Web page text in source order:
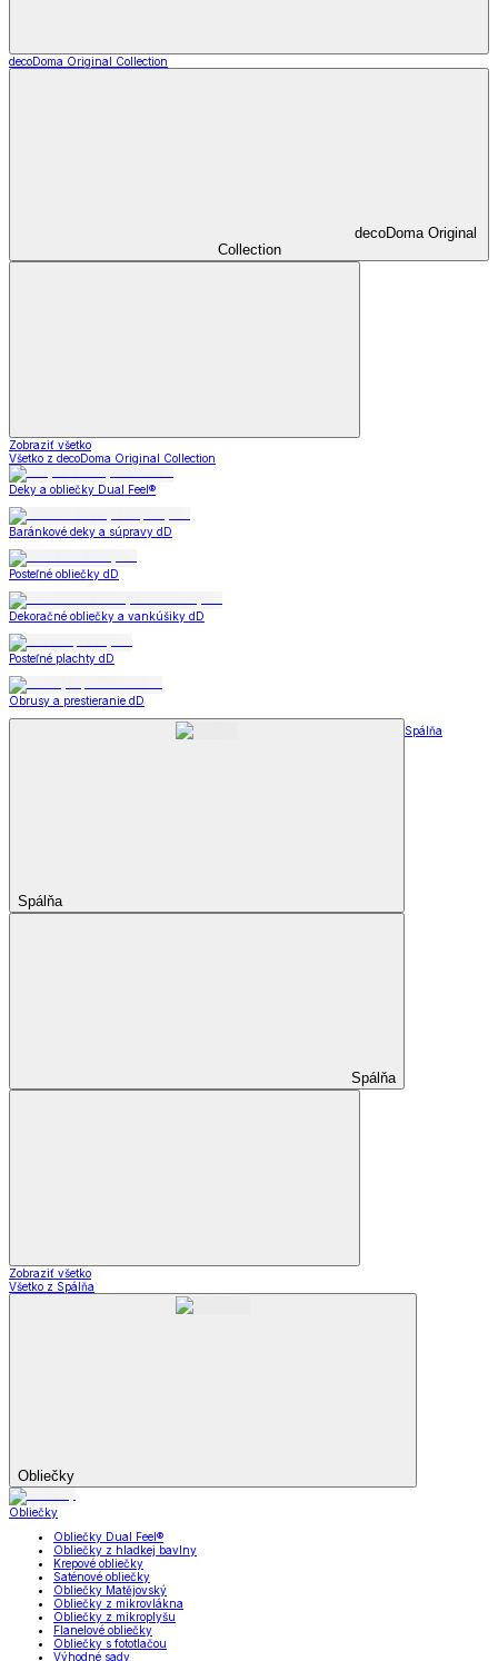
decoDoma Original Collection
decoDoma Original
Collection
Zobraziť všetko
Všetko z decoDoma Original Collection
Deky a obliečky Dual Feel®
Baránkové deky a súpravy dD
Posteľné obliečky dD
Dekoračné obliečky a vankúšiky dD
Posteľné plachty dD
Obrusy a prestieranie dD
Spálňa
Spálňa
Spálňa
Zobraziť všetko
Všetko z Spálňa
Obliečky
Obliečky
Obliečky Dual Feel®
Obliečky z hladkej bavlny
Krepové obliečky
Saténové obliečky
Obliečky Matějovský
Obliečky z mikrovlákna
Obliečky z mikroplyšu
Flanelové obliečky
Obliečky s fototlačou
Výhodné sady